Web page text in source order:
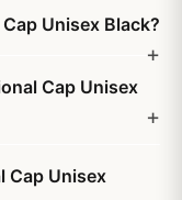
Unisex Black?
Cap Unisex
Cap Unisex